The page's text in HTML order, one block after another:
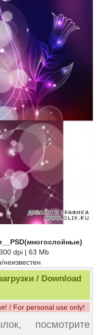
dpi | 63 Mb
/ Download
/ For personal use only!
посмотрите